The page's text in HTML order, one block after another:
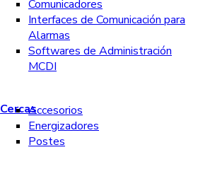
Comunicadores
Interfaces de Comunicación para
Alarmas
Softwares de Administración
MCDI
CercasAccesorios
Energizadores
Postes